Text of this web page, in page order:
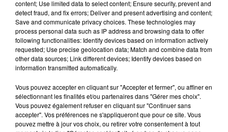
5 août 2026
Casting de Woof : l'Euro-Métropole de Metz part à la recherche de...
4 août 2026
Officiel : Gauthier Hein quitte le FC Metz pour l'OGC Nice
4 août 2026
Officiel : le lac de Madine reporte son feu d’artifice
4 août 2026
Eclipse Solaire du 12 août : où voir ce phénomène en Lorraine ?
31 juillet 2026
Chalets de Noël solidaires : la ville de Metz lance un appel à...
content; Use limited data to select content; Ensure security, prevent and
detect fraud, and fix errors; Deliver and present advertising and content;
Save and communicate privacy choices. These technologies may
process personal data such as IP address and browsing data to offer
following functionalities: Identify devices based on information actively
requested; Use precise geolocation data; Match and combine data from
other data sources; Link different devices; Identify devices based on
information transmitted automatically.
Vous pouvez accepter en cliquant sur "Accepter et fermer", ou affiner en
sélectionnant les finalités et/ou partenaires dans "Gérer mes choix".
Vous pouvez également refuser en cliquant sur "Continuer sans
accepter". Vos préférences ne s'appliqueront que pour ce site. Vous
pouvez mettre à jour vos choix, ou retirer votre consentement à tout